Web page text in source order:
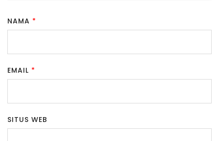
NAMA *
EMAIL *
SITUS WEB